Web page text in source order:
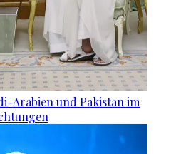
Arabien und Pakistan im